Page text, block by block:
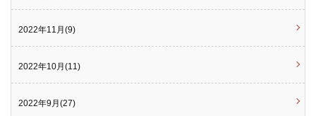
2022年11月(9)
2022年10月(11)
2022年9月(27)